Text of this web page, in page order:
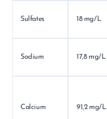
Sulfates 18 mg/L
Sodium 17,8 mg/L
Calcium 91,2 mg/L